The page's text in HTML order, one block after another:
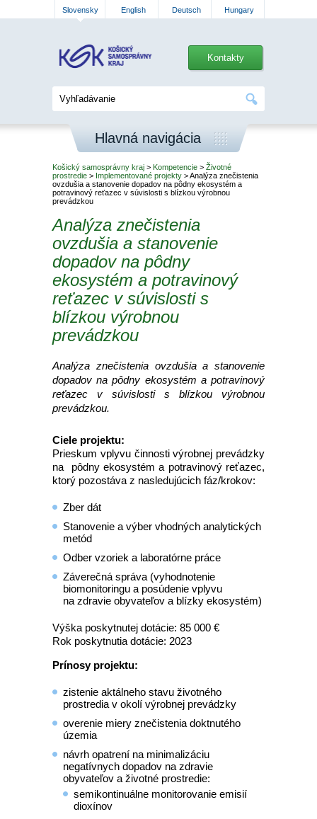
Slovensky English Deutsch Hungary
Kontakty
Hlavná navigácia
Košický samosprávny kraj > Kompetencie > Životné
prostredie > Implementované projekty > Analýza znečistenia
ovzdušia a stanovenie dopadov na pôdny ekosystém a
potravinový reťazec v súvislosti s blízkou výrobnou
prevádzkou
Analýza znečistenia
ovzdušia a stanovenie
dopadov na pôdny
ekosystém a potravinový
reťazec v súvislosti s
blízkou výrobnou
prevádzkou
Analýza znečistenia ovzdušia a stanovenie
dopadov na pôdny ekosystém a potravinový
reťazec v súvislosti s blízkou výrobnou
prevádzkou.
Ciele projektu:
Prieskum vplyvu činnosti výrobnej prevádzky
na pôdny ekosystém a potravinový reťazec,
ktorý pozostáva z nasledujúcich fáz/krokov:
Zber dát
Stanovenie a výber vhodných analytických
metód
Odber vzoriek a laboratórne práce
Záverečná správa (vyhodnotenie
biomonitoringu a posúdenie vplyvu
na zdravie obyvateľov a blízky ekosystém)
Výška poskytnutej dotácie: 85 000 €
Rok poskytnutia dotácie: 2023
Prínosy projektu:
zistenie aktálneho stavu životného
prostredia v okolí výrobnej prevádzky
overenie miery znečistenia doktnutého
územia
návrh opatrení na minimalizáciu
negatívnych dopadov na zdravie
obyvateľov a životné prostredie:
semikontinuálne monitorovanie emisií
dioxínov